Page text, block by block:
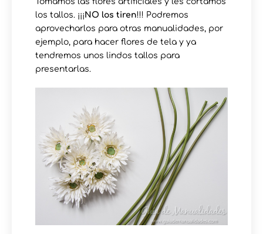
los tallos. ¡¡¡NO los tiren!!! Podremos
aprovecharlos para otras manualidades, por
ejemplo, para hacer flores de tela y ya
tendremos unos lindos tallos para
presentarlas.